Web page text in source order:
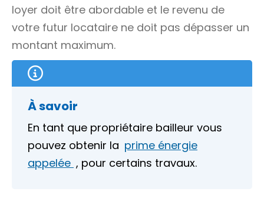
loyer doit être abordable et le revenu de
votre futur locataire ne doit pas dépasser un
montant maximum.
À savoir
En tant que propriétaire bailleur vous
pouvez obtenir la prime énergie
appelée , pour certains travaux.